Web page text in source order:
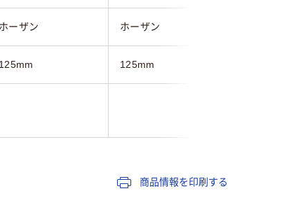
ホーザン ホーザン
125mm 125mm
商品情報を印刷する